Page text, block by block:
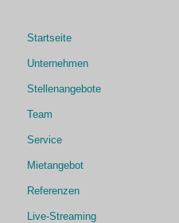
Startseite
Unternehmen
Stellenangebote
Team
Service
Mietangebot
Referenzen
Live-Streaming